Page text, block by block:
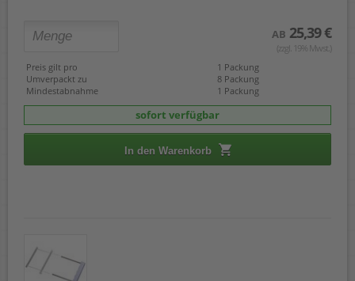
AB 25,39 €
(zzgl. 19% Mwst.)
Preis gilt pro
1 Packung
Umverpackt zu
8 Packung
Mindestabnahme
1 Packung
sofort verfügbar
In den Warenkorb